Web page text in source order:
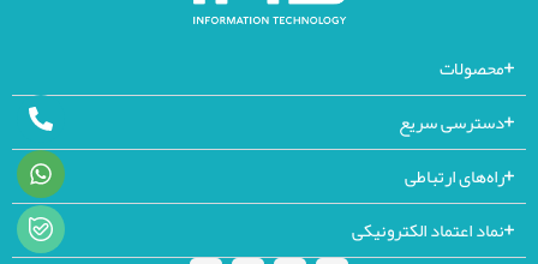
محصولات
دسترسی سریع
راه‌های ارتباطی
نماد اعتماد الکترونیکی